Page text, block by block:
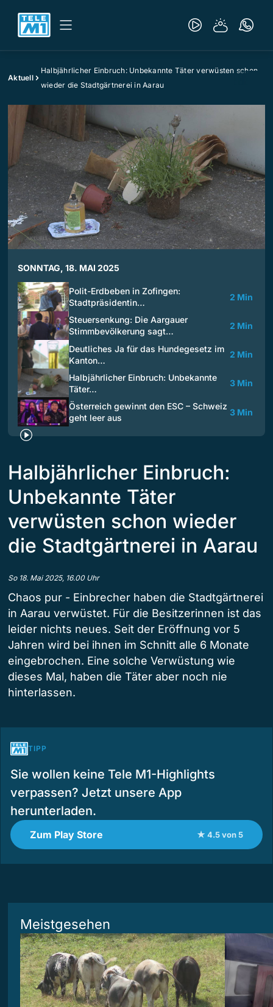
Aktuell
Halbjährlicher Einbruch: Unbekannte Täter verwüsten schon
wieder die Stadtgärtnerei in Aarau
SONNTAG, 18. MAI 2025
Polit-Erdbeben in Zofingen:
Stadtpräsidentin…
2 Min
Steuersenkung: Die Aargauer
Stimmbevölkerung sagt…
2 Min
Deutliches Ja für das Hundegesetz im
Kanton…
2 Min
Halbjährlicher Einbruch: Unbekannte
Täter…
3 Min
Österreich gewinnt den ESC – Schweiz
geht leer aus
3 Min
Halbjährlicher Einbruch:
Unbekannte Täter
verwüsten schon wieder
die Stadtgärtnerei in Aarau
So 18. Mai 2025, 16.00 Uhr
Chaos pur - Einbrecher haben die Stadtgärtnerei
in Aarau verwüstet. Für die Besitzerinnen ist das
leider nichts neues. Seit der Eröffnung vor 5
Jahren wird bei ihnen im Schnitt alle 6 Monate
eingebrochen. Eine solche Verwüstung wie
dieses Mal, haben die Täter aber noch nie
hinterlassen.
TIPP
Sie wollen keine Tele M1-Highlights
verpassen? Jetzt unsere App
herunterladen.
Zum Play Store ★ 4.5 von 5
Meistgesehen